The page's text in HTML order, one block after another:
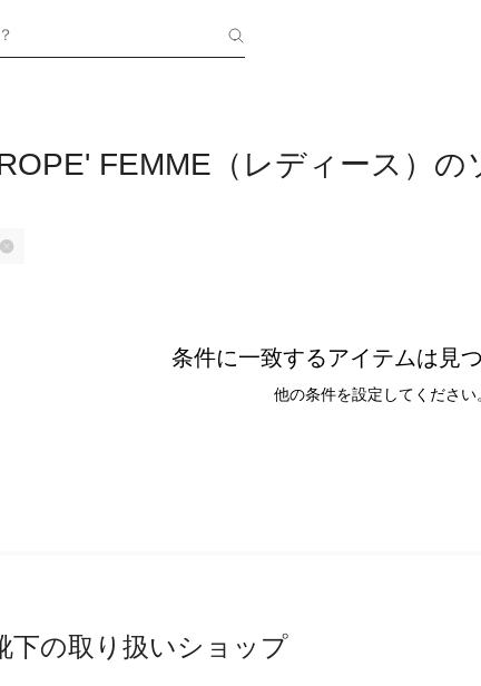
FEMME（レディース）の
条件に一致するアイテムは見
他の条件を設定してください
下の取り扱いショップ